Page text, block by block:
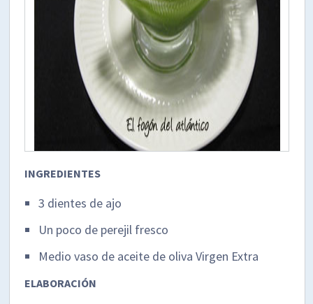
INGREDIENTES
3 dientes de ajo
Un poco de perejil fresco
Medio vaso de aceite de oliva Virgen Extra
ELABORACIÓN